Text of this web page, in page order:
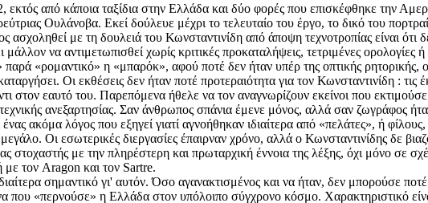
από κάποια ταξίδια στην Ελλάδα και δύο φορές που επισκέφθηκε την
Ουλάνοβα. Εκεί δούλευε μέχρι το τελευταίο του έργο, το δικό του
με τη δουλειά του Κωνσταντινίδη από άποψη τεχνοτροπίας είναι ότι
να αντιμετωπισθεί χωρίς κριτικές προκαταλήψεις, τετριμένες
«ρομαντικό» η «μπαρόκ», αφού ποτέ δεν ήταν υπέρ της οπτικής ρητορικής,
Οι εκθέσεις δεν ήταν ποτέ προτεραιότητα για τον Κωνσταντινίδη : τις
στον εαυτό του. Παρεπόμενα ήθελε να τον αναγνωρίζουν εκείνοι που
ανεξαρτησίας. Σαν άνθρωπος σπάνια έμενε μόνος, αλλά σαν ζωγράφος
ακόμα λόγος που εξηγεί γιατί αγνοήθηκαν ιδιαίτερα από «πελάτες», ή
Οι εσωτερικές διεργασίες έπαιρναν χρόνο, αλλά ο Κωνσταντινίδης δε
στοχαστής με την πληρέστερη και πρωταρχική έννοια της λέξης, όχι μόνο σε
με τον Aragon και τον Sartre.
σημαντικό γι' αυτόν. Όσο αγανακτισμένος και να ήταν, δεν μπορούσε
που «περνούσε» η Ελλάδα στον υπόλοιπο σύγχρονο κόσμο. Χαρακτηριστικό